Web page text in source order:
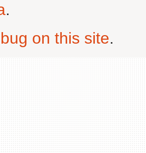
.
on this site.